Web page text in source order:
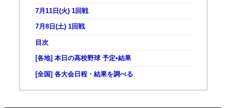
7月11日(火) 1回戦
7月8日(土) 1回戦
目次
[各地] 本日の高校野球 予定•結果
[全国] 各大会日程・結果を調べる